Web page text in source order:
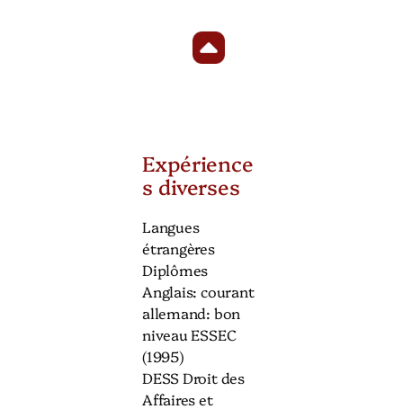
Expérience
s diverses
Langues
étrangères
Diplômes
Anglais: courant
allemand: bon
niveau ESSEC
(1995)
DESS Droit des
Affaires et